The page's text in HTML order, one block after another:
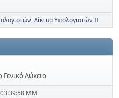
Δίκτυα Υπολογιστών ΙΙ
Λύκειο
03:39:58 ΜΜ